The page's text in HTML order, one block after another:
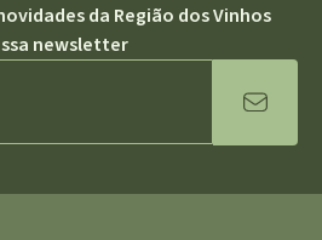
da Região dos Vinhos
newsletter